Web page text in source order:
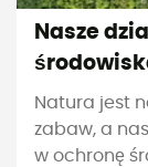
Nasze
Natura jest
zabaw, a
w ochronę